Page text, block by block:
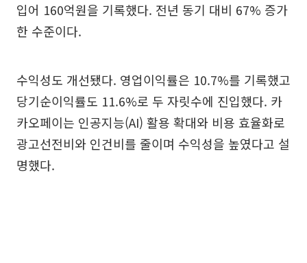
입어 160억원을 기록했다. 전년 동기 대비 67% 증가
한 수준이다.
수익성도 개선됐다. 영업이익률은 10.7%를 기록했고
당기순이익률도 11.6%로 두 자릿수에 진입했다. 카
카오페이는 인공지능(AI) 활용 확대와 비용 효율화로
광고선전비와 인건비를 줄이며 수익성을 높였다고 설
명했다.